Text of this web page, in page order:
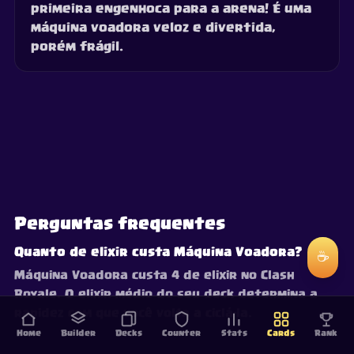
primeira engenhoca para a arena! É uma
máquina voadora veloz e divertida,
porém frágil.
Home Builder Decks Counter Stats Cards Rank
Perguntas frequentes
Quanto de elixir custa Máquina Voadora?
Máquina Voadora custa 4 de elixir no Clash
Royale. O elixir médio do seu deck determina a
rapidez com que você volta a ciclá-la.
☕